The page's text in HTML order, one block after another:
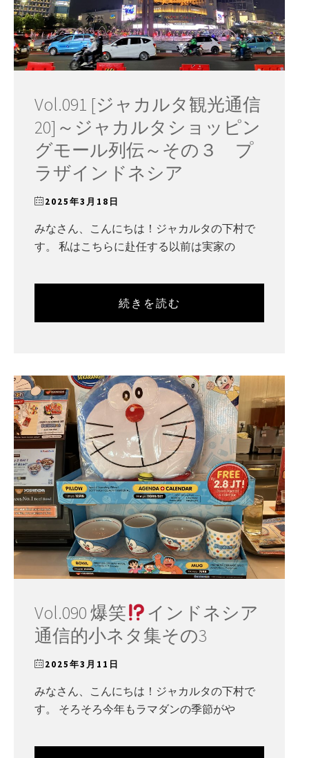
Vol.091 [ジャカルタ観光通信
20]～ジャカルタショッピン
グモール列伝～その３ プ
ラザインドネシア
2025年3月18日
みなさん、こんにちは！ジャカルタの下村で
す。 私はこちらに赴任する以前は実家の
続きを読む
Vol.090 爆笑
インドネシア
通信的小ネタ集その3
2025年3月11日
みなさん、こんにちは！ジャカルタの下村で
す。 そろそろ今年もラマダンの季節がや